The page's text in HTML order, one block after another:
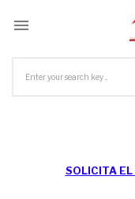

SOLICITA EL